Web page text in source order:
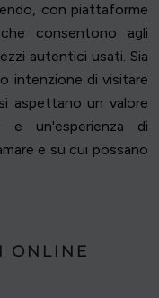
con piattaforme
consentono agli
autentici usati. Sia
intenzione di visitare
aspettano un valore
e un'esperienza di
e su cui possano
ONLINE